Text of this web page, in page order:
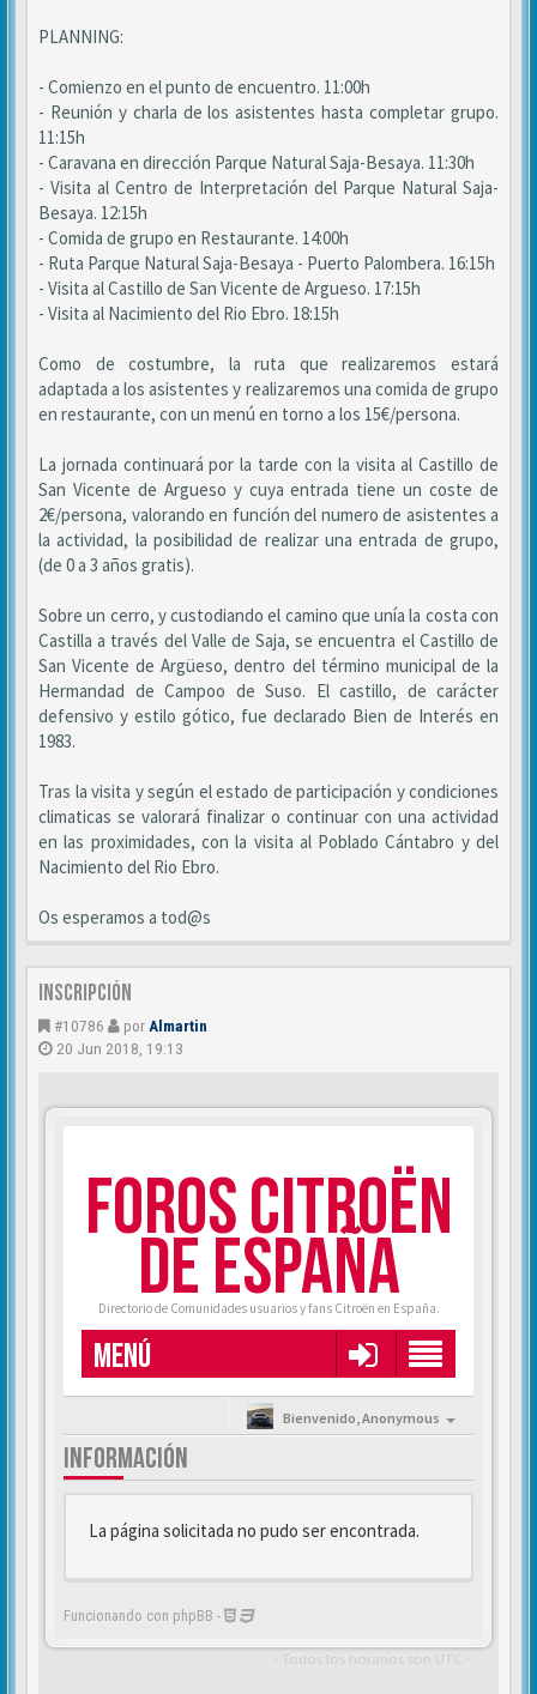
PLANNING:
- Comienzo en el punto de encuentro. 11:00h
- Reunión y charla de los asistentes hasta completar grupo.
11:15h
- Caravana en dirección Parque Natural Saja-Besaya. 11:30h
- Visita al Centro de Interpretación del Parque Natural Saja-
Besaya. 12:15h
- Comida de grupo en Restaurante. 14:00h
- Ruta Parque Natural Saja-Besaya - Puerto Palombera. 16:15h
- Visita al Castillo de San Vicente de Argueso. 17:15h
- Visita al Nacimiento del Rio Ebro. 18:15h
Como de costumbre, la ruta que realizaremos estará
adaptada a los asistentes y realizaremos una comida de grupo
en restaurante, con un menú en torno a los 15€/persona.
La jornada continuará por la tarde con la visita al Castillo de
San Vicente de Argueso y cuya entrada tiene un coste de
2€/persona, valorando en función del numero de asistentes a
la actividad, la posibilidad de realizar una entrada de grupo,
(de 0 a 3 años gratis).
Sobre un cerro, y custodiando el camino que unía la costa con
Castilla a través del Valle de Saja, se encuentra el Castillo de
San Vicente de Argüeso, dentro del término municipal de la
Hermandad de Campoo de Suso. El castillo, de carácter
defensivo y estilo gótico, fue declarado Bien de Interés en
1983.
Tras la visita y según el estado de participación y condiciones
climaticas se valorará finalizar o continuar con una actividad
en las proximidades, con la visita al Poblado Cántabro y del
Nacimiento del Rio Ebro.
Os esperamos a tod@s
Inscripción
#10786 porAlmartin
20 Jun 2018, 19:13